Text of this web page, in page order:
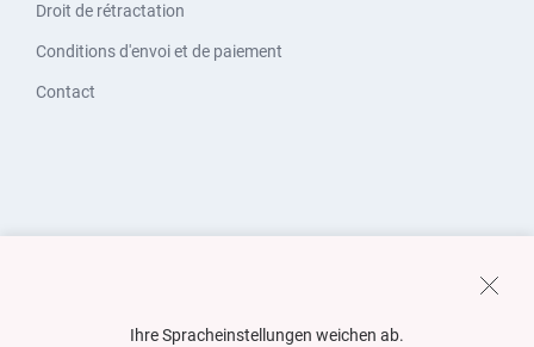
Droit de rétractation
Conditions d'envoi et de paiement
Contact
Ihre Spracheinstellungen weichen ab.